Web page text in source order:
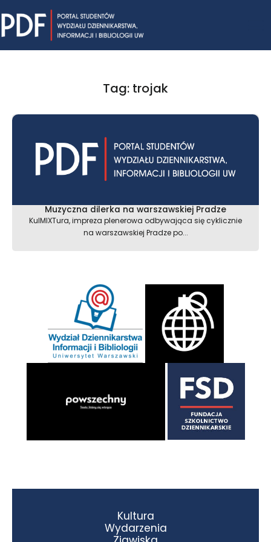
to
content
Tag: trojak
Muzyczna dilerka na warszawskiej Pradze
KulMIXTura, impreza plenerowa odbywająca się cyklicznie
na warszawskiej Pradze po...
Kultura
Wydarzenia